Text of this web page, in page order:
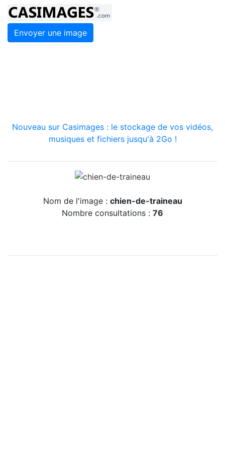
Envoyer une image
Nouveau sur Casimages : le stockage de vos vidéos,
musiques et fichiers jusqu'à 2Go !
Nom de l'image : chien-de-traineau
Nombre consultations : 76